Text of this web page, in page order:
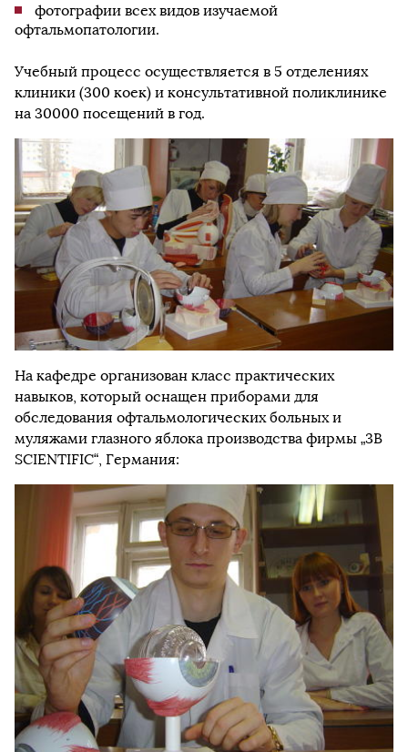
фотографии всех видов изучаемой
офтальмопатологии.
Учебный процесс осуществляется в 5 отделениях
клиники (300 коек) и консультативной поликлинике
на 30000 посещений в год.
На кафедре организован класс практических
навыков, который оснащен приборами для
обследования офтальмологических больных и
муляжами глазного яблока производства фирмы „3B
SCIENTIFIC“, Германия: